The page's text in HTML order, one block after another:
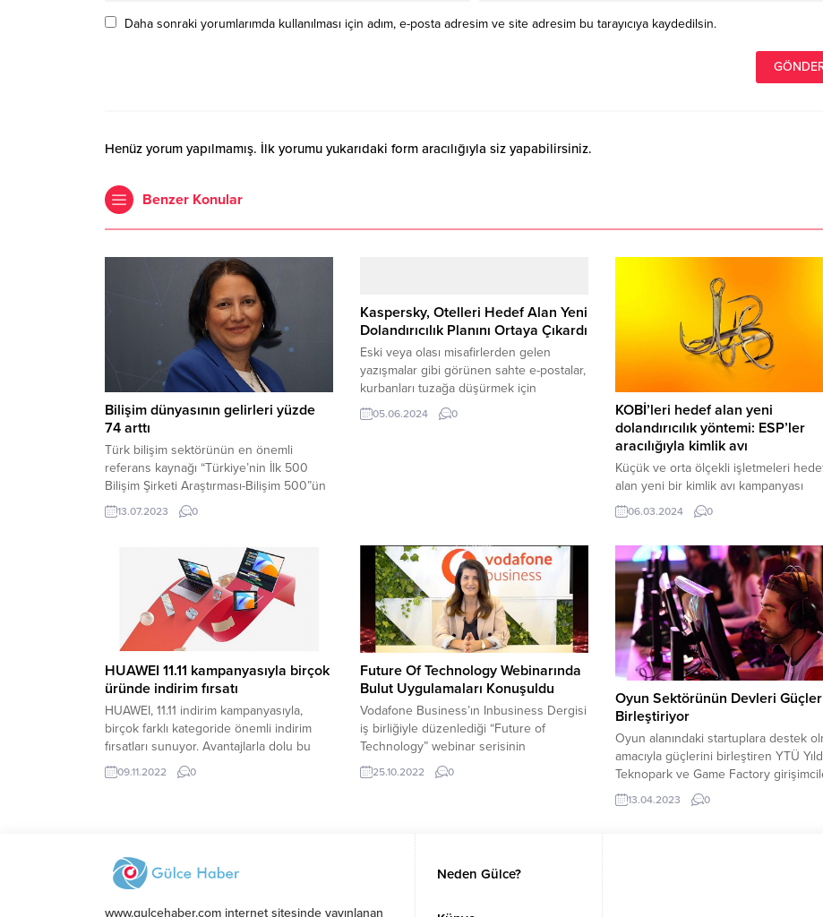
Daha sonraki yorumlarımda kullanılması için adım, e-posta adresim ve site adresim bu tarayıcıya kaydedilsin.
Henüz yorum yapılmamış. İlk yorumu yukarıdaki form aracılığıyla siz yapabilirsiniz.
Benzer Konular
Bilişim dünyasının gelirleri yüzde
74 arttı
Türk bilişim sektörünün en önemli
referans kaynağı “Türkiye’nin İlk 500
Bilişim Şirketi Araştırması-Bilişim 500”ün
ilk verilerine göre, 2022 yılında
sıralamaya giren şirketlerin toplam geliri,
372 milyar TL oldu. Araştırmaya katılan
187 şirket yüzde 100’ün üzerinde
büyüme gösterirdi. Türkiye bilişim
sektörünün en önemli referans kaynağı...
13.07.2023 0
Kaspersky, Otelleri Hedef Alan Yeni
Dolandırıcılık Planını Ortaya Çıkardı
Eski veya olası misafirlerden gelen
yazışmalar gibi görünen sahte e-postalar,
kurbanları tuzağa düşürmek için
konaklama sektörünün müşteri
hizmetlerine verdiği önemden
talep kılığına giren yasal soruları...
05.06.2024 0
KOBİ’leri hedef alan yeni
dolandırıcılık yöntemi: ESP’ler
aracılığıyla kimlik avı
Küçük ve orta ölçekli işletmeleri
alan yeni bir kimlik avı kampanyası
Kaspersky tarafından ortaya çıkarıldı.
Saldırı, müşterilerin posta listelerine
SendGrid’den yararlanıyor ve kimlik
postaları göndermek için çalınan kimlik
bilgilerini kullanarak e-postaların
gibi görünmesini sağlıyor. Böylece
alıcıları kolayca kandırıyor. Siber
genellikle şirketlerin...
06.03.2024 0
HUAWEI 11.11 kampanyasıyla birçok
üründe indirim fırsatı
HUAWEI, 11.11 indirim kampanyasıyla,
birçok farklı kategoride önemli indirim
fırsatları sunuyor. Avantajlarla dolu bu
kampanya, akıllı telefon, akıllı saat ve
bilgisayar kategorisindeki ürünlerde, göz
seçenekleri sunan HUAWEI, Online
Mağazaya özel 11.11 indirim kampanyasını
duyurdu. Seçili...
09.11.2022 0
Future Of Technology Webinarında
Bulut Uygulamaları Konuşuldu
Vodafone Business’ın Inbusiness Dergisi
iş birliğiyle düzenlediği “Future of
Technology” webinar serisinin
dördüncüsü gerçekleştirildi. ‘Rekabette
Dijital Hamle: Bulutta Uygulama
konusunda sektör paydaşlarının düşünce
ve deneyimlerine yer verildi. İşletmelerin
dijitalleşmesine liderlik etme vizyonuyla
faaliyet gösteren Vodafone Business,
aylık ekonomi dergisi Inbusiness iş
25.10.2022 0
Oyun Sektörünün Devleri
Birleştiriyor
Oyun alanındaki startuplara destek
amacıyla güçlerini birleştiren YTÜ
Teknopark ve Game Factory
kuluçka ve hızlandırma desteklerinin
sıra yatırımdan insan kaynaklarına
13.04.2023 0
www.gulcehaber.com internet sitesinde yayınlanan
Neden Gülce?